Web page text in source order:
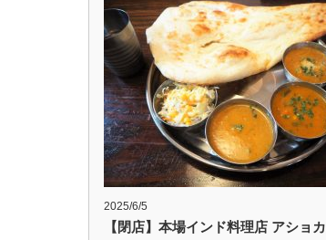
2025/6/5
【閉店】本場インド料理店 アショ